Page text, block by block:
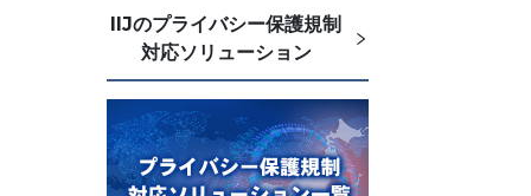
IIJのプライバシー保護規制
対応ソリューション